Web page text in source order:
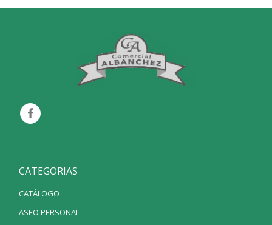
CATEGORIAS
CATÁLOGO
ASEO PERSONAL